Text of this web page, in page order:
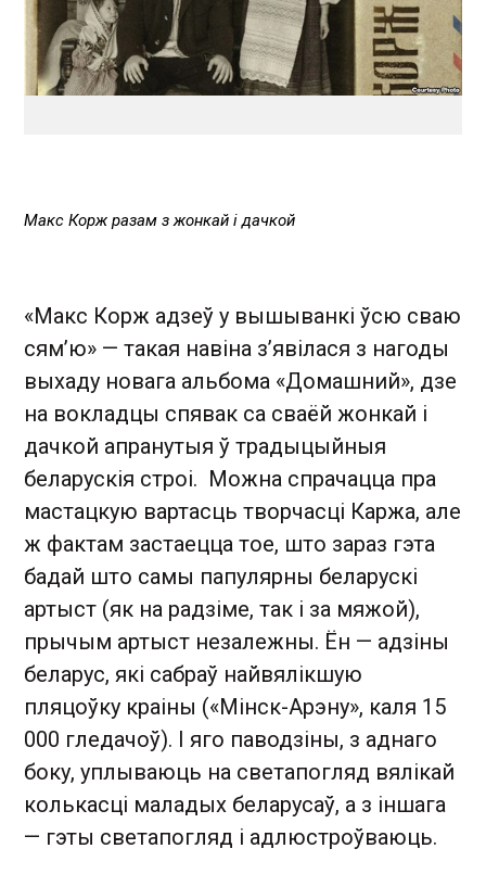
Макс Корж разам з жонкай і дачкой
«Макс Корж адзеў у вышыванкі ўсю сваю
сям’ю» — такая навіна з’явілася з нагоды
выхаду новага альбома «Домашний», дзе
на вокладцы спявак са сваёй жонкай і
дачкой апранутыя ў традыцыйныя
беларускія строі. Можна спрачацца пра
мастацкую вартасць творчасці Каржа, але
ж фактам застаецца тое, што зараз гэта
бадай што самы папулярны беларускі
артыст (як на радзіме, так і за мяжой),
прычым артыст незалежны. Ён — адзіны
беларус, які сабраў найвялікшую
пляцоўку краіны («Мінск-Арэну», каля 15
000 гледачоў). І яго паводзіны, з аднаго
боку, уплываюць на светапогляд вялікай
колькасці маладых беларусаў, а з іншага
— гэты светапогляд і адлюстроўваюць.